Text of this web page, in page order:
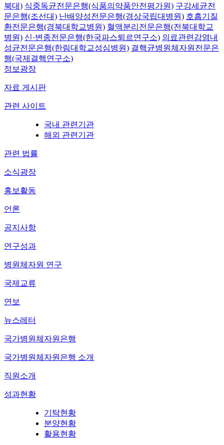
북대) 식중독균전문은행(식품의약품안전평가원) 구강세균전
문은행(조선대) 난배양성전문은행(경상국립대병원) 호흡기질
환전문은행(경북대학교병원) 혈액분리전문은행(전북대학교
병원) 신·변종전문은행(한국파스퇴르연구소) 의료관련감염내
성균전문은행(한림대학교성심병원) 결핵균병원체자원전문은
행(국제결핵연구소)
정보광장
자료 게시판
관련 사이트
국내 관련기관
해외 관련기관
관련 법률
소식광장
홍보활동
언론
공지사항
연구성과
병원체자원 연구
국제교류
연보
뉴스레터
국가병원체자원은행
국가병원체자원은행 소개
직원소개
성과현황
기탁현황
분양현황
활용현황